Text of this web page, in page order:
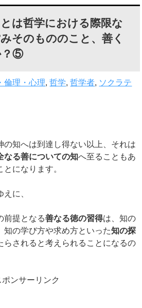
とは哲学における際限な
そのもののこと、善く
？⑤
倫理・心理,哲学,哲学者, ソクラテ
の知へは到達し得ない以上、それは
なる善についての知へ至ることもあ
になります。
に、
前提となる善なる徳の習得は、知の
知の学び方や求め方といった知の探
らされると考えられることになるの
ポンサーリンク